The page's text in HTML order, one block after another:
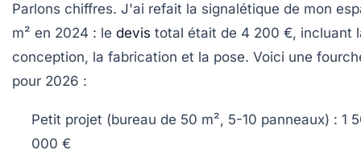
Parlons chiffres. J'ai refait la signalétique de mon
m² en 2024 : le devis total était de 4 200 €, incluant
conception, la fabrication et la pose. Voici une
pour 2026 :
Petit projet (bureau de 50 m², 5-10 panneaux) : 1
000 €